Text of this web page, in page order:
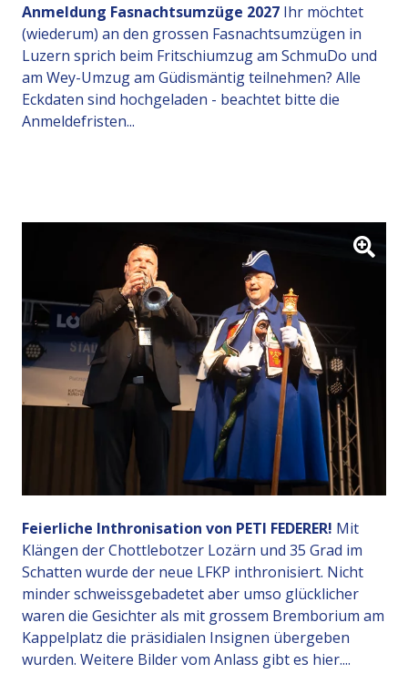
Anmeldung Fasnachtsumzüge 2027 Ihr möchtet
(wiederum) an den grossen Fasnachtsumzügen in
Luzern sprich beim Fritschiumzug am SchmuDo und
am Wey-Umzug am Güdismäntig teilnehmen? Alle
Eckdaten sind hochgeladen - beachtet bitte die
Anmeldefristen...
Feierliche Inthronisation von PETI FEDERER! Mit
Klängen der Chottlebotzer Lozärn und 35 Grad im
Schatten wurde der neue LFKP inthronisiert. Nicht
minder schweissgebadetet aber umso glücklicher
waren die Gesichter als mit grossem Bremborium am
Kappelplatz die präsidialen Insignen übergeben
wurden. Weitere Bilder vom Anlass gibt es hier....